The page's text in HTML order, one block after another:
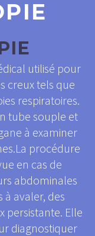
utilisé pour
creux tels que
respiratoires.
tube souple et
à examiner
procédure
en cas de
abdominales
avaler, des
persistante. Elle
diagnostiquer